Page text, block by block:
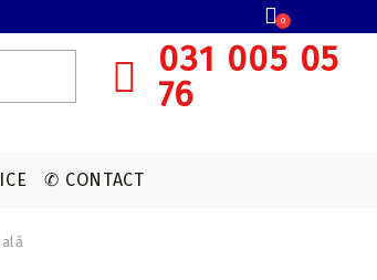
031 005 05
76
0
✆ CONTACT